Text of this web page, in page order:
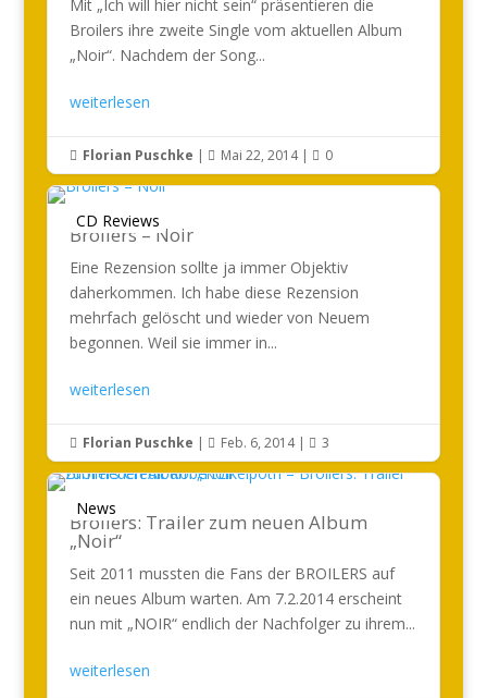
Mit „Ich will hier nicht sein“ präsentieren die
Broilers ihre zweite Single vom aktuellen Album
„Noir“. Nachdem der Song...
weiterlesen
 Florian Puschke |  Mai 22, 2014|  0
CD Reviews
Broilers – Noir
Eine Rezension sollte ja immer Objektiv
daherkommen. Ich habe diese Rezension
mehrfach gelöscht und wieder von Neuem
begonnen. Weil sie immer in...
weiterlesen
 Florian Puschke |  Feb. 6, 2014|  3
News
Broilers: Trailer zum neuen Album
„Noir“
Seit 2011 mussten die Fans der BROILERS auf
ein neues Album warten. Am 7.2.2014 erscheint
nun mit „NOIR“ endlich der Nachfolger zu ihrem...
weiterlesen